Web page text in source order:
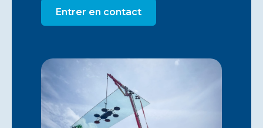
Entrer en contact